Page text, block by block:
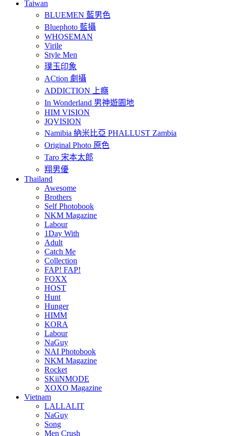
Taiwan
BLUEMEN 藍男色
Bluephoto 藍攝
WHOSEMAN
Virile
Style Men
璞玉印象
ACtion 劇攝
ADDICTION 上癮
In Wonderland 男神遊園地
HIM VISION
JQVISION
Namibia 納米比亞 PHALLUST Zambia
Original Photo 原色
Taro 宋本太郎
翔男優
Thailand
Awesome
Brothers
Self Photobook
NKM Magazine
Labour
1Day With
Adult
Catch Me
Collection
FAP! FAP!
FOXX
HOST
Hunt
Hunger
HIMM
KORA
Labour
NaGuy
NAI Photobook
NKM Magazine
Rocket
SKiiNMODE
XOXO Magazine
Vietnam
LALLALIT
NaGuy
Song
Men Crush